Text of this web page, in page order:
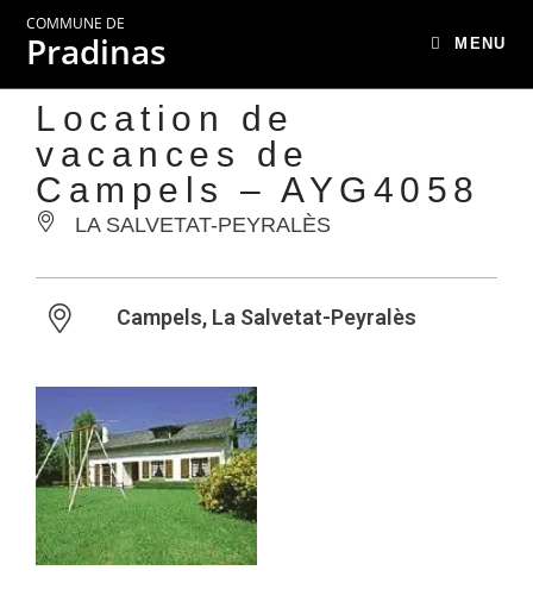
COMMUNE DE
Pradinas MENU
Location de
vacances de
Campels – AYG4058
LA SALVETAT-PEYRALÈS
Campels, La Salvetat-Peyralès